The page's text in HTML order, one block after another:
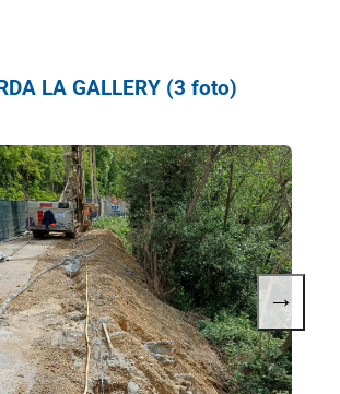
LA GALLERY (3 foto)
→